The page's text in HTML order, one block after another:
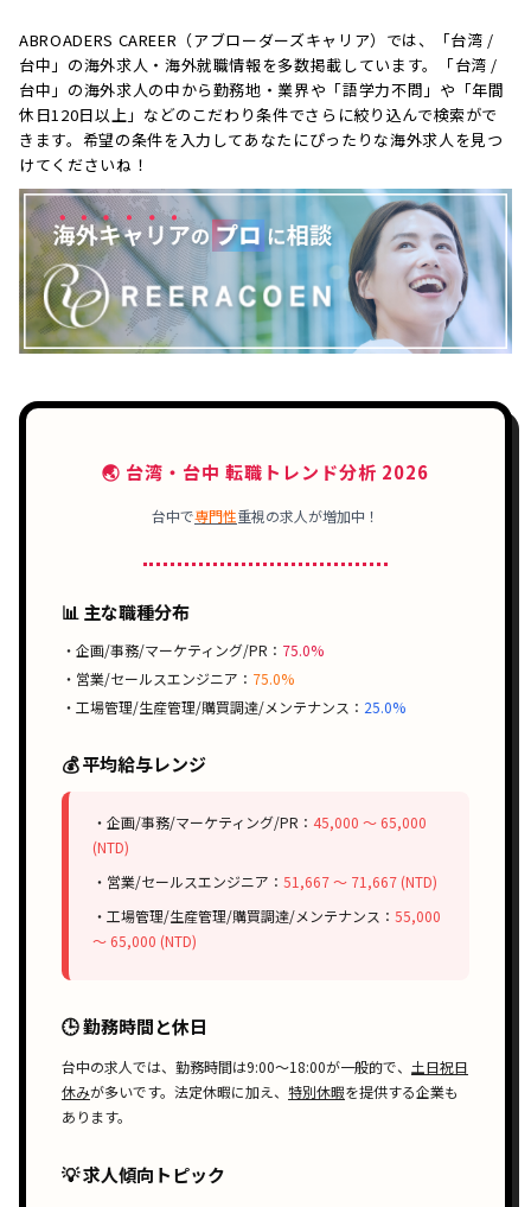
ABROADERS CAREER（アブローダーズキャリア）では、「台湾 /
台中」の海外求人・海外就職情報を多数掲載しています。「台湾 /
台中」の海外求人の中から勤務地・業界や「語学力不問」や「年間
休日120日以上」などのこだわり条件でさらに絞り込んで検索がで
きます。希望の条件を入力してあなたにぴったりな海外求人を見つ
けてくださいね！
🌏 台湾・台中 転職トレンド分析 2026
台中で専門性重視の求人が増加中！
📊 主な職種分布
・企画/事務/マーケティング/PR： 75.0%
・営業/セールスエンジニア： 75.0%
・工場管理/生産管理/購買調達/メンテナンス： 25.0%
💰 平均給与レンジ
・企画/事務/マーケティング/PR： 45,000 〜 65,000
(NTD)
・営業/セールスエンジニア： 51,667 〜 71,667 (NTD)
・工場管理/生産管理/購買調達/メンテナンス： 55,000
〜 65,000 (NTD)
🕒 勤務時間と休日
台中の求人では、勤務時間は9:00〜18:00が一般的で、 土日祝日
休みが多いです。 法定休暇に加え、 特別休暇を提供する企業も
あります。
💡 求人傾向トピック